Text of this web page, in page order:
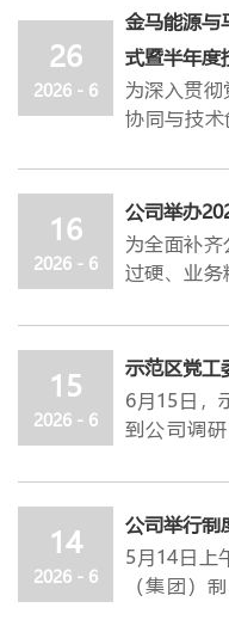
班子结合分
点工作提出
杜轶峰指出
内外部多重
稳妥化债
六大维度
阶段性成效
营结果不
撑效应逐
融双促服务
杜轶峰强
时，我们还
前各类突
重、各类
大员工必须
点打好四
扭亏增盈
司在电教
一”表彰大
出席会议并
委主持会议
员、预备
宣读了《关
的通知》
了《关于表
进党支部
表进行颁奖
公司党委书
悟了党的
出了明确
之舵，把爱
为履职尽责
他强调，
26
2026 - 6
金马能源与
式暨半年度
为深入贯
协同与技
年度技术
·协同创效
主题，聚
核心板块
学习及党建
有限公司制
采购中心
人、业务
围绕焦炭质
适配与降本
同；绿色
心议题展
16
2026 - 6
公司举办
为全面补
过硬、业
司举办
委组织部组
黄盼受邀
出席开班仪
杜轶峰指出
任务对党建
家的履职
班，主要
15
2026 - 6
示范区党工
6月15日，
到公司调
高永实地
前产业发展
发、氢能
化管控平
措施及成
14
2026 - 6
公司举行制
5月14日上
（集团）